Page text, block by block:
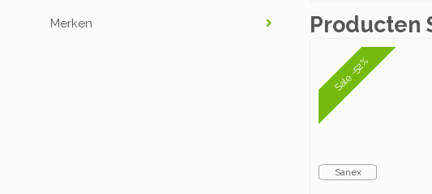
Producten
Sale -52%
Sanex
Merken